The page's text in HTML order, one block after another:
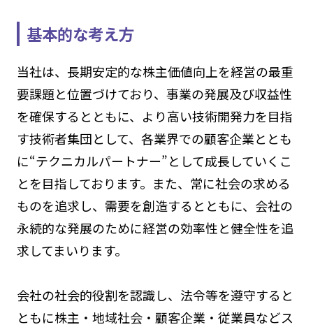
基本的な考え方
当社は、長期安定的な株主価値向上を経営の最重
要課題と位置づけており、事業の発展及び収益性
を確保するとともに、より高い技術開発力を目指
す技術者集団として、各業界での顧客企業ととも
に“テクニカルパートナー”として成長していくこ
とを目指しております。また、常に社会の求める
ものを追求し、需要を創造するとともに、会社の
永続的な発展のために経営の効率性と健全性を追
求してまいります。
会社の社会的役割を認識し、法令等を遵守すると
ともに株主・地域社会・顧客企業・従業員などス